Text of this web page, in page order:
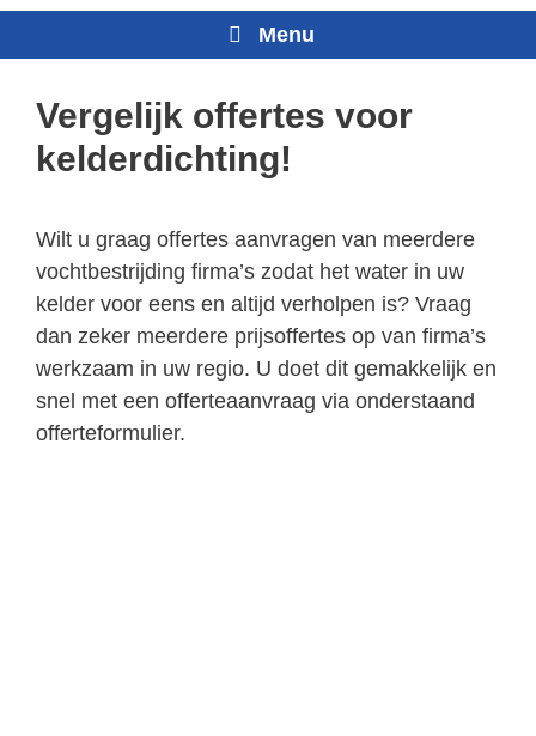
Menu
Vergelijk offertes voor
kelderdichting!
Wilt u graag offertes aanvragen van meerdere
vochtbestrijding firma’s zodat het water in uw
kelder voor eens en altijd verholpen is? Vraag
dan zeker meerdere prijsoffertes op van firma’s
werkzaam in uw regio. U doet dit gemakkelijk en
snel met een offerteaanvraag via onderstaand
offerteformulier.